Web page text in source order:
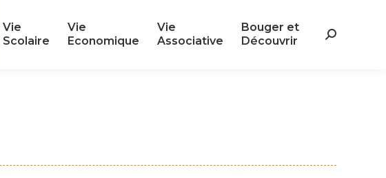
Vie
Scolaire
Vie
Economique
Vie
Associative
Bouger et
Découvrir
Search:
Vie
Scolaire
Vie
Economique
Vie
Associative
Bouger et
Découvrir
Search: